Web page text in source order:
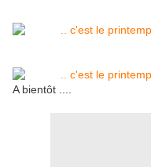
A bientôt ....